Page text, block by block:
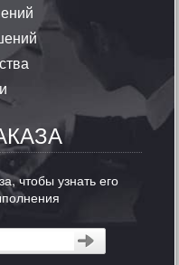
чтобы узнать его